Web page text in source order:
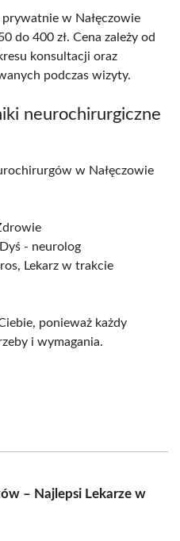
w Nałęczowie
do 400 zł. Cena zależy od
konsultacji oraz
podczas wizyty.
neurochirurgiczne
w Nałęczowie
- neurolog
Lekarz w trakcie
ponieważ każdy
i wymagania.
– Najlepsi Lekarze w